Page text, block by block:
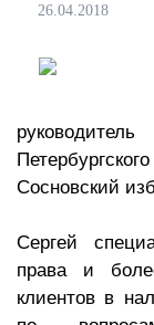
26.04.2018
Сосновский
Сергей
права и
клиентов в